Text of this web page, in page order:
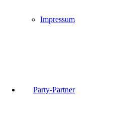
Impressum
Party-Partner